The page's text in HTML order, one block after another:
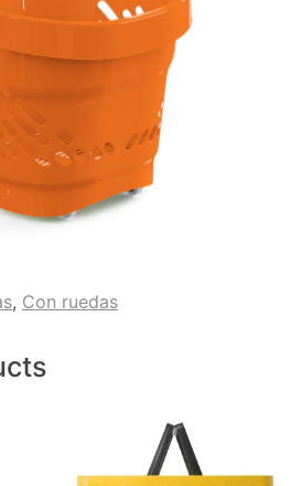
, Con ruedas